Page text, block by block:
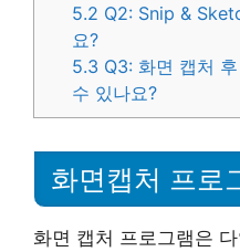
5.2 Q2: Snip &
요?
5.3 Q3: 화면 캡처
수 있나요?
화면캡처 프로
화면 캡처 프로그램은